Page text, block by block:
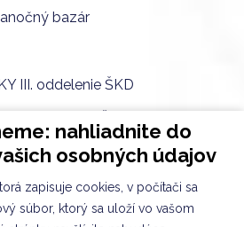
bazár
III. oddelenie ŠKD
ŠKD
stromčeka 2024
nahliadnite do
osobných údajov
zapisuje cookies, v počítači sa
súbor, ktorý sa uloží vo vašom